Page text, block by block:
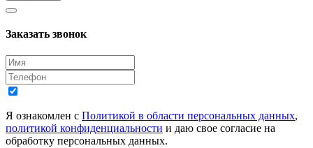
Заказать звонок
Я ознакомлен с Политикой в области персональных данных,
политикой конфиденциальности и даю свое согласие на
обработку персональных данных.